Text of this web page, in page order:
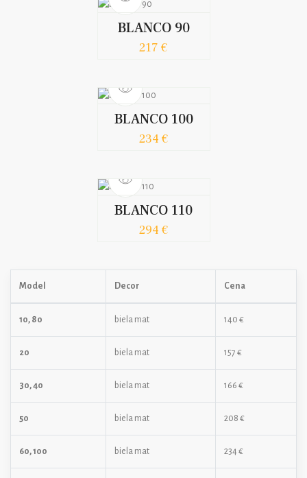
BLANCO 90
217 €
BLANCO 100
234 €
BLANCO 110
294 €
Model Decor Cena
10, 80 biela mat 140 €
20 biela mat 157 €
30, 40 biela mat 166 €
50 biela mat 208 €
60, 100 biela mat 234 €